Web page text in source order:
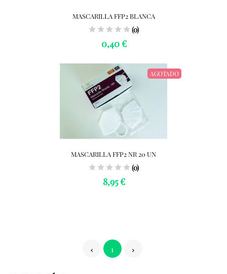
MASCARILLA FFP2 BLANCA
(0)
0,40 €
AGOTADO
MASCARILLA FFP2 NR 20 UN
(0)
8,95 €
1